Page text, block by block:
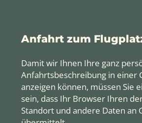
Anfahrt zum
Damit wir Ihnen Ihre ganz
Anfahrtsbeschreibung in einer
anzeigen können, müssen Sie
sein, dass Ihr Browser Ihren
Standort und andere Daten an